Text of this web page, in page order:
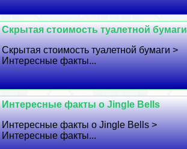
Скрытая стоимость туалетной бумаги
Скрытая стоимость туалетной бумаги >
Интересные факты...
Интересные факты о Jingle Bells
Интересные факты о Jingle Bells >
Интересные факты...